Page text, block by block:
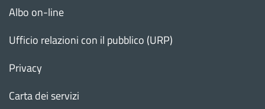
Albo on-line
Ufficio relazioni con il pubblico (URP)
Privacy
Carta dei servizi